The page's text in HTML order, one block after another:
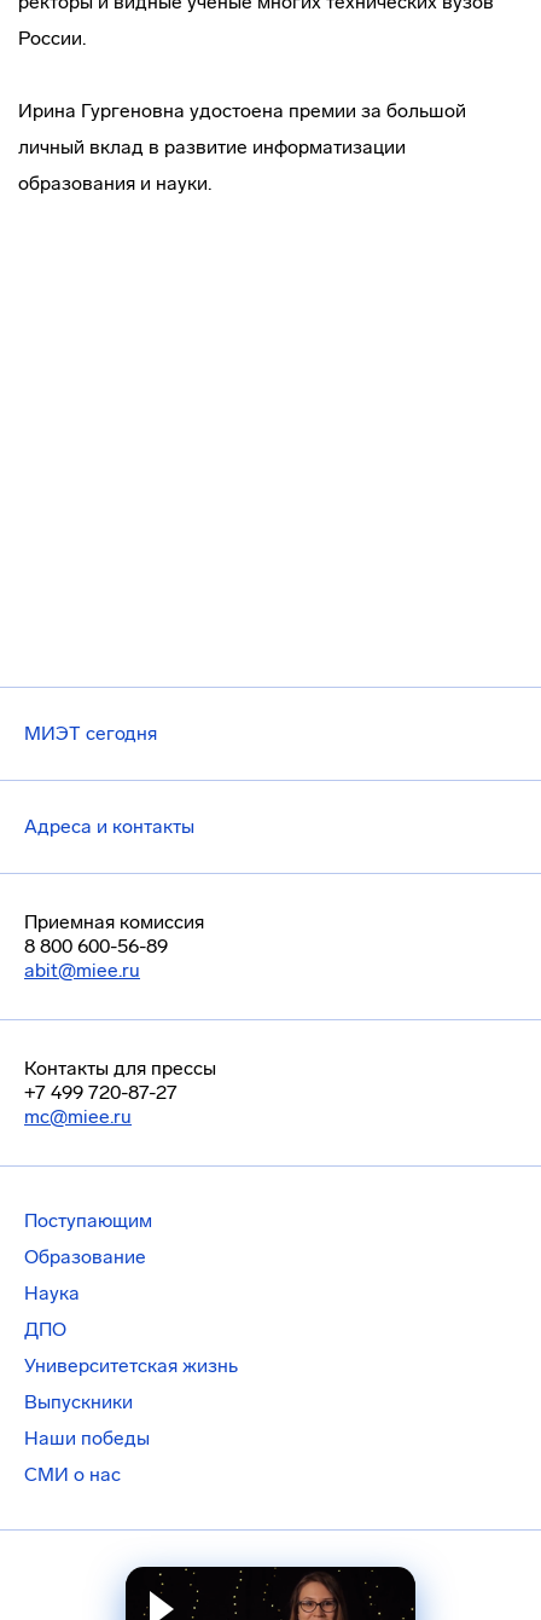
России.
Ирина Гургеновна удостоена премии за большой
личный вклад в развитие информатизации
образования и науки.
МИЭТ сегодня
Адреса и контакты
Приемная комиссия
8 800 600-56-89
abit@miee.ru
Контакты для прессы
+7 499 720-87-27
mc@miee.ru
Поступающим
Образование
Наука
ДПО
Университетская жизнь
Выпускники
Наши победы
СМИ о нас